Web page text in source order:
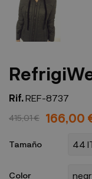
Rif.REF-8737
415,01 € 166,00
Tamaño
Color